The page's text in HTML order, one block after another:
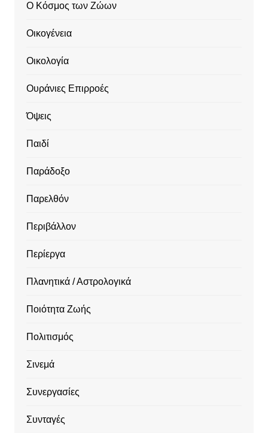
Ο Κόσμος των Ζώων
Οικογένεια
Οικολογία
Ουράνιες Επιρροές
Όψεις
Παιδί
Παράδοξο
Παρελθόν
Περιβάλλον
Περίεργα
Πλανητικά / Αστρολογικά
Ποιότητα Ζωής
Πολιτισμός
Σινεμά
Συνεργασίες
Συνταγές